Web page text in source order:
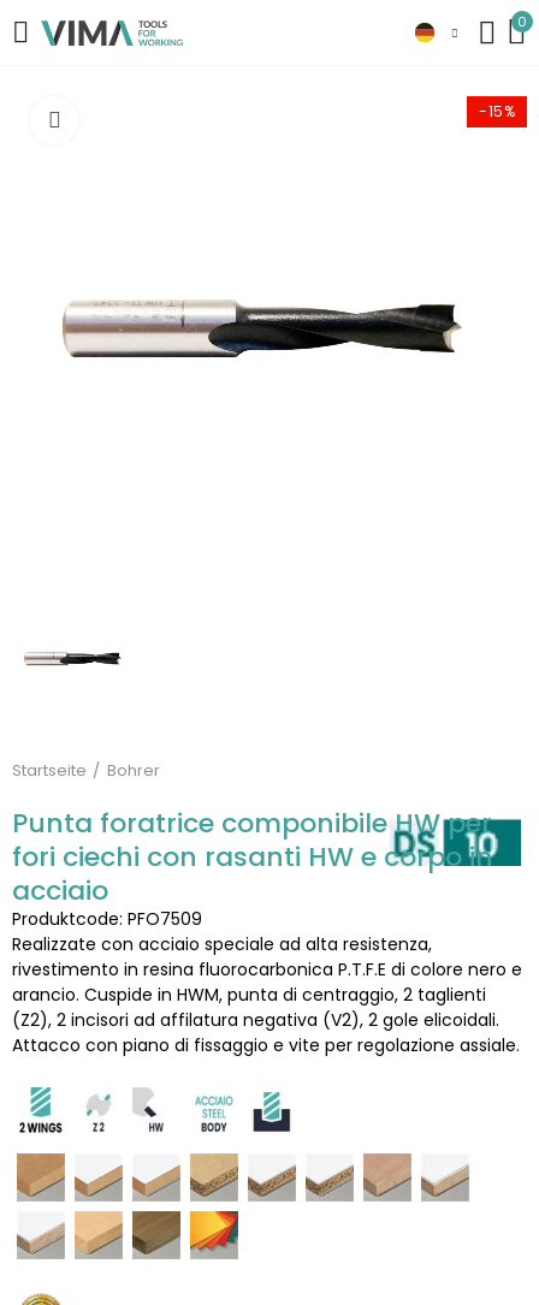
0
-15%
Startseite Bohrer
Punta foratrice componibile HW per
fori ciechi con rasanti HW e corpo in
acciaio
Produktcode: PFO7509
Realizzate con acciaio speciale ad alta resistenza,
rivestimento in resina fluorocarbonica P.T.F.E di colore nero e
arancio. Cuspide in HWM, punta di centraggio, 2 taglienti
(Z2), 2 incisori ad affilatura negativa (V2), 2 gole elicoidali.
Attacco con piano di fissaggio e vite per regolazione assiale.